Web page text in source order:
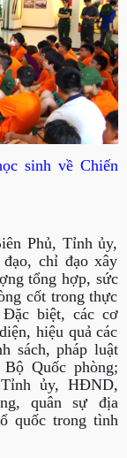
sinh về Chiến
Phủ, Tỉnh ủy,
chỉ đạo xây
tổng hợp, sức
cốt trong thực
Đặc biệt, các cơ
hiệu quả các
sách, pháp luật
Quốc phòng;
ủy, HĐND,
quân sự địa
quốc trong tình